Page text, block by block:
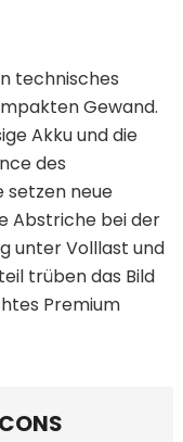
technisches
Gewand.
Akku und die
des
setzen neue
Abstriche bei der
unter Volllast und
trüben das Bild
Premium
CONS